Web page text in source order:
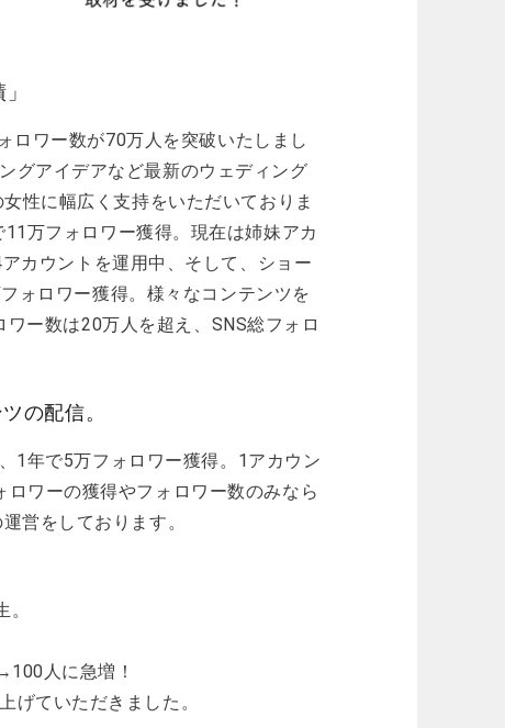
ロワー数が70万人を突破いたしまし
グアイデアなど最新のウェディング
性に幅広く支持をいただいておりま
万フォロワー獲得。現在は姉妹アカ
カウントを運用中、そして、ショー
ォロワー獲得。様々なコンテンツを
ー数は20万人を超え、SNS総フォロ
の配信。
1年で5万フォロワー獲得。1アカウン
ワーの獲得やフォロワー数のみなら
営をしております。
人に急増！
げていただきました。